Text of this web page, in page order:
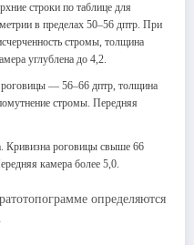
строки по таблице для
в пределах 50–56 дптр. При
стромы, толщина
углублена до 4,2.
― 56–66 дптр, толщина
стромы. Передняя
Кривизна роговицы свыше 66
камера более 5,0.
определяются